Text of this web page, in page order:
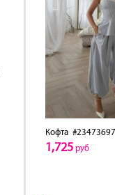
Кофта #23473697
1,725 руб